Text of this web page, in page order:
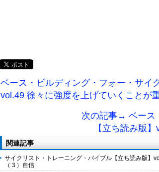
ベース・ビルディング・フォー・サイ
vol.49 徐々に強度を上げていくことが
次の記事→ ベース
【立ち読み版
関連記事
サイクリスト・トレーニング・バイブル【立ち読み版】
（３）自信